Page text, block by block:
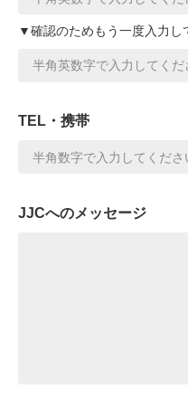
▼確認のためもう一度入力し
TEL・携帯
JJCへのメッセージ